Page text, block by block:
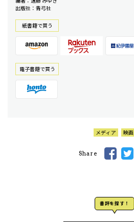
出版社：青弓社
紙書籍で買う
電⼦書籍で買う
メディア 映画
Share
書評を探す！